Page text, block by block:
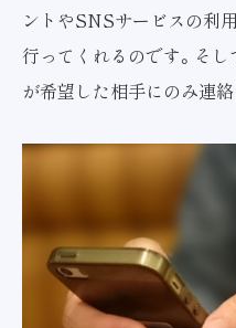
ントやSNSサービスの利
行ってくれるのです。そし
が希望した相手にのみ連